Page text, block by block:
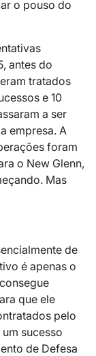
o pouso do
antes do
tratados
e 10
a ser
empresa. A
foram
o New Glenn,
Mas
de
é apenas o
que ele
pelo
sucesso
de Defesa